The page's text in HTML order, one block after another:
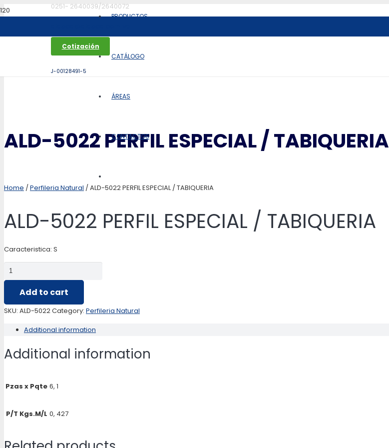
0251- 2640039/2640072
Cotización
J-00128491-5
PRODUCTOS
CATÁLOGO
ÁREAS
CONTACTOS
ALD-5022 PERFIL ESPECIAL / TABIQUERIA
Home /Perfileria Natural / ALD-5022 PERFIL ESPECIAL / TABIQUERIA
ALD-5022 PERFIL ESPECIAL / TABIQUERIA
Caracteristica: S
ALD-
5022
PERFIL
ESPECIAL
TABIQUERIA
Add to cart
SKU: ALD-5022Category: Perfileria Natural
Additional information
Additional information
Pzas x Pqte 6, 1
P/T Kgs.M/L 0, 427